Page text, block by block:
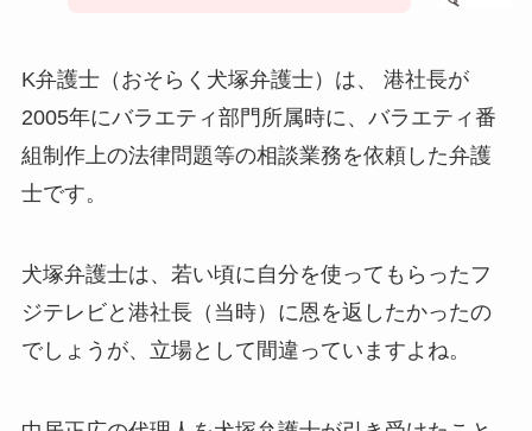
K弁護士（おそらく犬塚弁護士）は、 港社長が
2005年にバラエティ部門所属時に、バラエティ番
組制作上の法律問題等の相談業務を依頼した弁護
士です。
犬塚弁護士は、若い頃に自分を使ってもらったフ
ジテレビと港社長（当時）に恩を返したかったの
でしょうが、立場として間違っていますよね。